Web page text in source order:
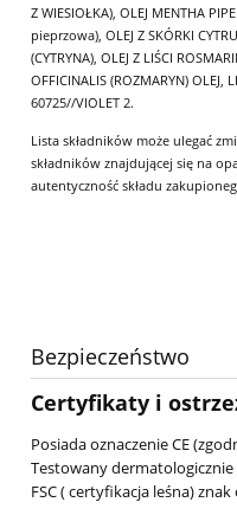
Z WIESIOŁKA), OLEJ MENTHA
pieprzowa), OLEJ Z SKÓRKI
(CYTRYNA), OLEJ Z LIŚCI
OFFICINALIS (ROZMARYN) OLEJ,
60725//VIOLET 2.
Lista składników może ulegać
składników znajdującej się na
autentyczność składu
Bezpieczeństwo
Certyfikaty i
Posiada oznaczenie CE
Testowany
FSC ( certyfikacja leśna)